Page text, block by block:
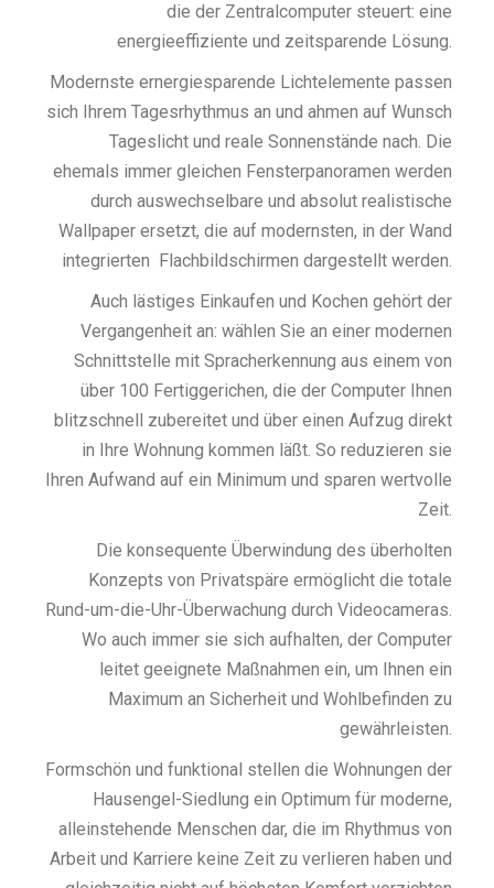
die der Zentralcomputer steuert: eine
energieeffiziente und zeitsparende Lösung.
Modernste ernergiesparende Lichtelemente passen
sich Ihrem Tagesrhythmus an und ahmen auf Wunsch
Tageslicht und reale Sonnenstände nach. Die
ehemals immer gleichen Fensterpanoramen werden
durch auswechselbare und absolut realistische
Wallpaper ersetzt, die auf modernsten, in der Wand
integrierten Flachbildschirmen dargestellt werden.
Auch lästiges Einkaufen und Kochen gehört der
Vergangenheit an: wählen Sie an einer modernen
Schnittstelle mit Spracherkennung aus einem von
über 100 Fertiggerichen, die der Computer Ihnen
blitzschnell zubereitet und über einen Aufzug direkt
in Ihre Wohnung kommen läßt. So reduzieren sie
Ihren Aufwand auf ein Minimum und sparen wertvolle
Zeit.
Die konsequente Überwindung des überholten
Konzepts von Privatspäre ermöglicht die totale
Rund-um-die-Uhr-Überwachung durch Videocameras.
Wo auch immer sie sich aufhalten, der Computer
leitet geeignete Maßnahmen ein, um Ihnen ein
Maximum an Sicherheit und Wohlbefinden zu
gewährleisten.
Formschön und funktional stellen die Wohnungen der
Hausengel-Siedlung ein Optimum für moderne,
alleinstehende Menschen dar, die im Rhythmus von
Arbeit und Karriere keine Zeit zu verlieren haben und